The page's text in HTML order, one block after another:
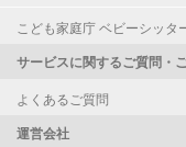
こども家庭庁 ベビーシッ
サービスに関するご質問・
よくあるご質問
運営会社